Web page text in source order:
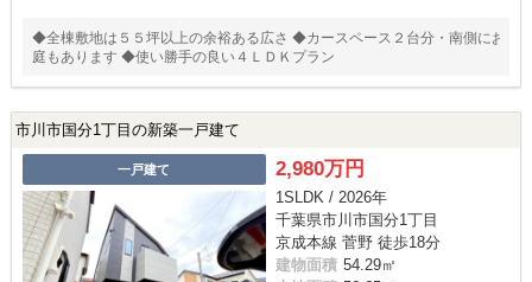
◆全棟敷地は５５坪以上の余裕ある広さ ◆カースペース２台分・南側にお
庭もあります ◆使い勝手の良い４ＬＤＫプラン
市川市国分1丁目の新築一戸建て
一戸建て 2,980万円
1SLDK / 2026年
千葉県市川市国分1丁目
京成本線 菅野 徒歩18分
建物面積 54.29㎡